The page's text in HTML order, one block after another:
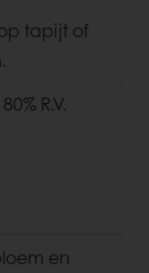
tapijt of
R.V.
en